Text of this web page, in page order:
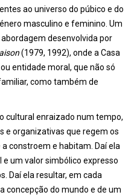
ao universo do púbico e do
masculino e feminino. Um
desenvolvida por
(1979, 1992), onde a Casa
entidade moral, que não só
como também de
cultural enraizado num tempo,
e organizativas que regem os
constroem e habitam. Daí ela
um valor simbólico expresso
Daí ela resultar, em cada
concepção do mundo e de um